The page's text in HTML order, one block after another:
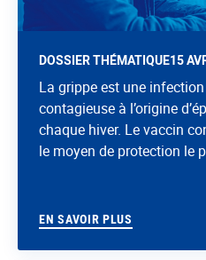
DOSSIER THÉMATIQUE15
La grippe est une
contagieuse à l’origine
chaque hiver. Le vaccin
le moyen de protection le
EN SAVOIR PLUS